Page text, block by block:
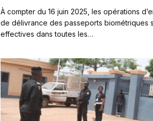
À compter du 16 juin 2025, les opérations
de délivrance des passeports biométriques
effectives dans toutes les…